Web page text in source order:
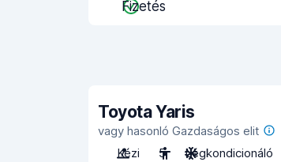
Fizetés
Toyota Yaris
vagy hasonló Gazdaságos elit
Kézi
5 Légkondicionáló